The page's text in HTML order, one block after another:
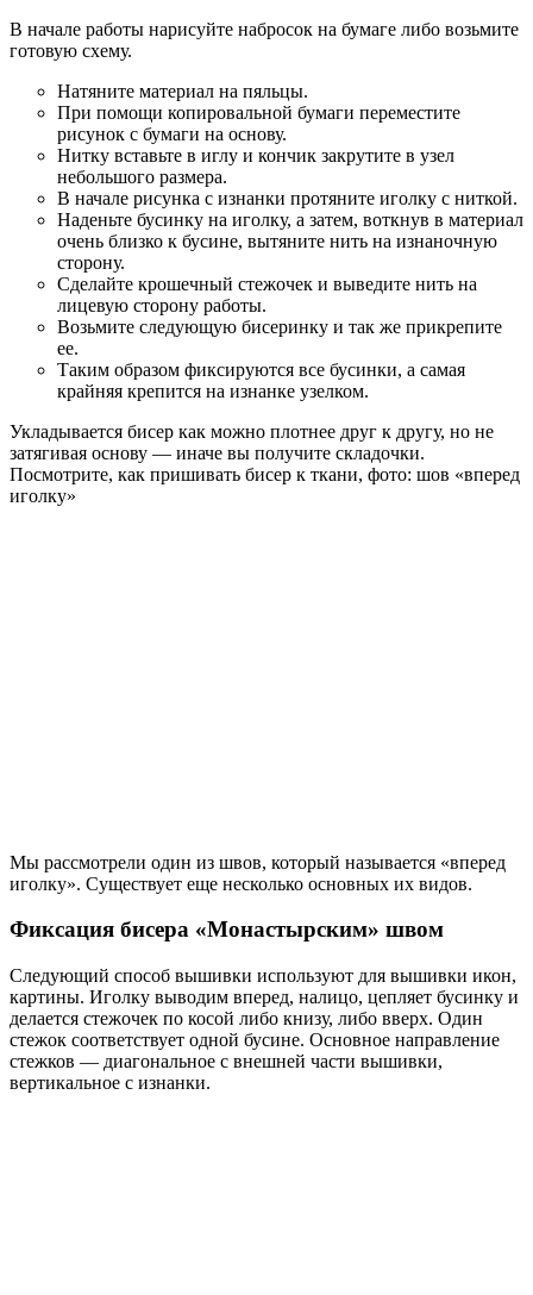
В начале работы нарисуйте набросок на бумаге либо возьмите
готовую схему.
Натяните материал на пяльцы.
При помощи копировальной бумаги переместите
рисунок с бумаги на основу.
Нитку вставьте в иглу и кончик закрутите в узел
небольшого размера.
В начале рисунка с изнанки протяните иголку с ниткой.
Наденьте бусинку на иголку, а затем, воткнув в материал
очень близко к бусине, вытяните нить на изнаночную
сторону.
Сделайте крошечный стежочек и выведите нить на
лицевую сторону работы.
Возьмите следующую бисеринку и так же прикрепите
ее.
Таким образом фиксируются все бусинки, а самая
крайняя крепится на изнанке узелком.
Укладывается бисер как можно плотнее друг к другу, но не
затягивая основу — иначе вы получите складочки.
Посмотрите, как пришивать бисер к ткани, фото: шов «вперед
иголку»
Мы рассмотрели один из швов, который называется «вперед
иголку». Существует еще несколько основных их видов.
Фиксация бисера «Монастырским» швом
Следующий способ вышивки используют для вышивки икон,
картины. Иголку выводим вперед, налицо, цепляет бусинку и
делается стежочек по косой либо книзу, либо вверх. Один
стежок соответствует одной бусине. Основное направление
стежков — диагональное с внешней части вышивки,
вертикальное с изнанки.